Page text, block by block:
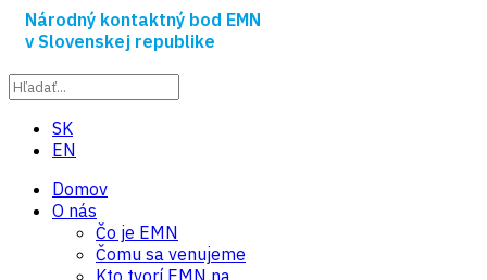
Národný kontaktný bod EMN
v Slovenskej republike
SK
EN
Domov
O nás
Čo je EMN
Čomu sa venujeme
Kto tvorí EMN na